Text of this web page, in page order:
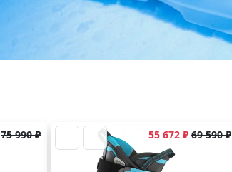
75 990 ₽ 55 672 ₽ 69 590 ₽